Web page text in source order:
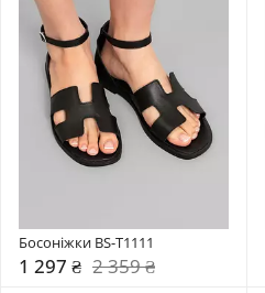
Босоніжки BS-T1111
1 297 ₴ 2 359 ₴